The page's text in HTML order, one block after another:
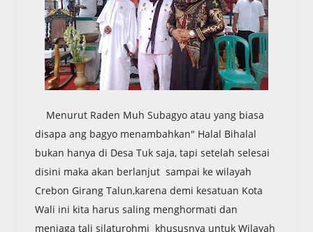
Menurut Raden Muh Subagyo atau yang biasa
disapa ang bagyo menambahkan" Halal Bihalal
bukan hanya di Desa Tuk saja, tapi setelah selesai
disini maka akan berlanjut sampai ke wilayah
Crebon Girang Talun,karena demi kesatuan Kota
Wali ini kita harus saling menghormati dan
menjaga tali silaturohmi khususnya untuk Wilayah